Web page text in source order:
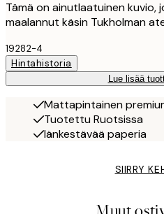
Tämä on ainutlaatuinen kuvio,
maalannut käsin Tukholman
19282-4
Hintahistoria
Lue lisää
Mattapintainen
Tuotettu Ruotsissa
Iänkestävää paperia
SIIRRY